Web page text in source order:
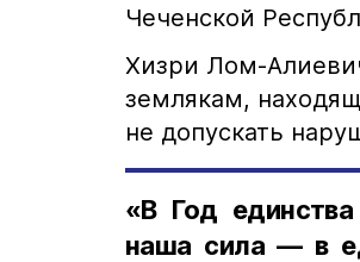
Чеченской
Хизри Лом-
землякам,
не допускать
«В Год
наша сила — в